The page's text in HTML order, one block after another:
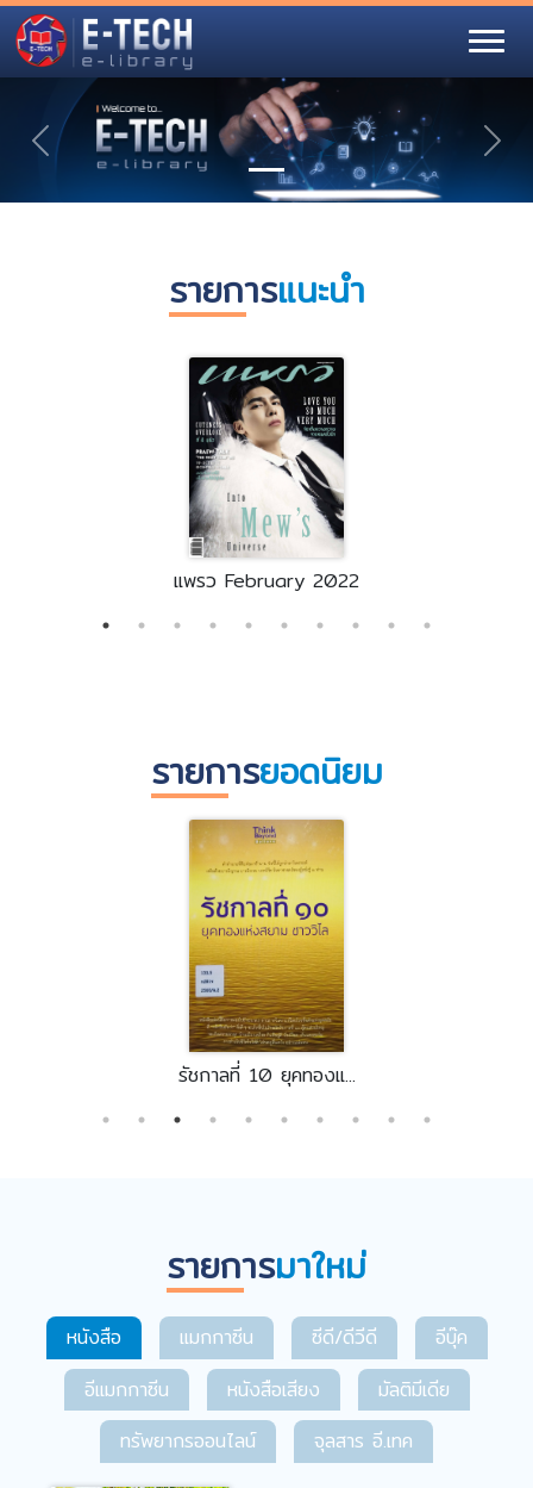
Previous
รายการแนะนำ
แพรว February 2022
รายการยอดนิยม
รัชกาลที่ 10 ยุคทองแ...
รายการมาใหม่
หนังสือ แมกกาซีน ซีดี/ดีวีดี
อีบุ๊ค
อีแมกกาซีน
หนังสือเสียง
มัลติมีเดีย
ทรัพยากรออนไลน์
จุลสาร อี.เทค